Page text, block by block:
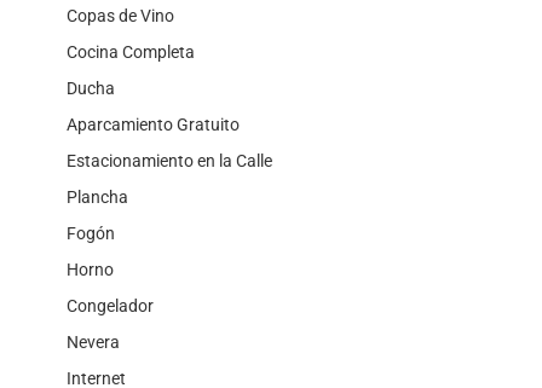
Copas de Vino
Cocina Completa
Ducha
Aparcamiento Gratuito
Estacionamiento en la Calle
Plancha
Fogón
Horno
Congelador
Nevera
Internet